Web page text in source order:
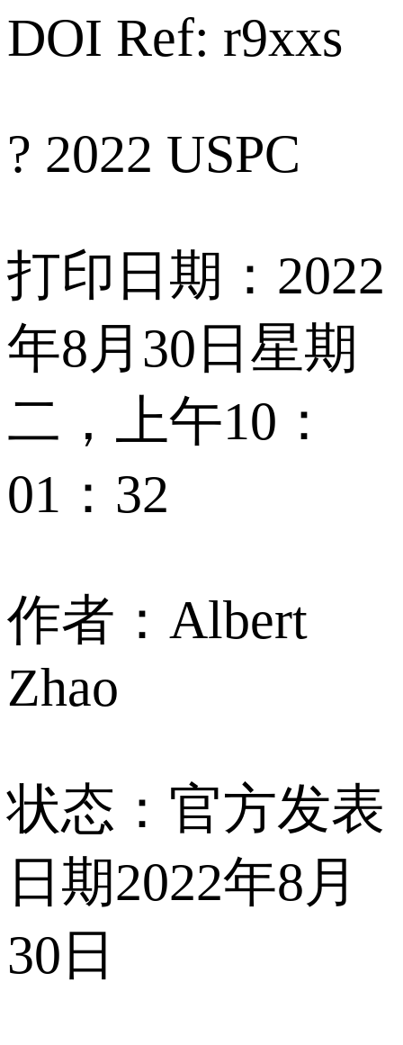
DOI Ref: r9xxs
? 2022 USPC
打印日期：2022
年8月30日星期
二，上午10：
01：32
作者：Albert
Zhao
状态：官方发表
日期2022年8月
30日